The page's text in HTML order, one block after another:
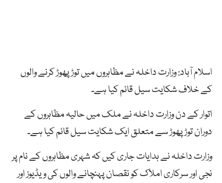
اسلام آباد: وزارت داخلہ نے مظاہروں میں توڑ پھوڑ کرنے والوں
کے خلاف شکایت سیل قائم کیا ہے۔
اتوار کے دن وزارت داخلہ نے ملک میں حالیہ مظاہروں کے
دوران توڑ پھوڑ سے متعلق ایک شکایت سیل قائم کیا ہے۔
وزارت داخلہ نے ہدایات جاری کیں کہ شہری مظاہروں کے نام پر
نجی اور سرکاری املاک کو نقصان پہنچانے والوں کی ویڈیوز اور